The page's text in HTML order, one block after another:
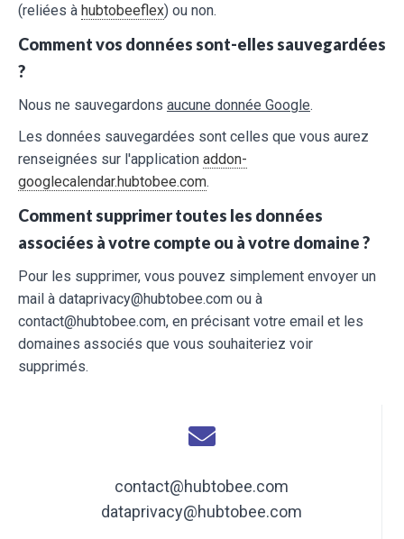
(reliées à hubtobeeflex) ou non.
Comment vos données sont-elles sauvegardées
?
Nous ne sauvegardons aucune donnée Google.
Les données sauvegardées sont celles que vous aurez
renseignées sur l'application addon-
googlecalendar.hubtobee.com.
Comment supprimer toutes les données
associées à votre compte ou à votre domaine ?
Pour les supprimer, vous pouvez simplement envoyer un
mail à dataprivacy@hubtobee.com ou à
contact@hubtobee.com, en précisant votre email et les
domaines associés que vous souhaiteriez voir
supprimés.
contact@hubtobee.com
dataprivacy@hubtobee.com